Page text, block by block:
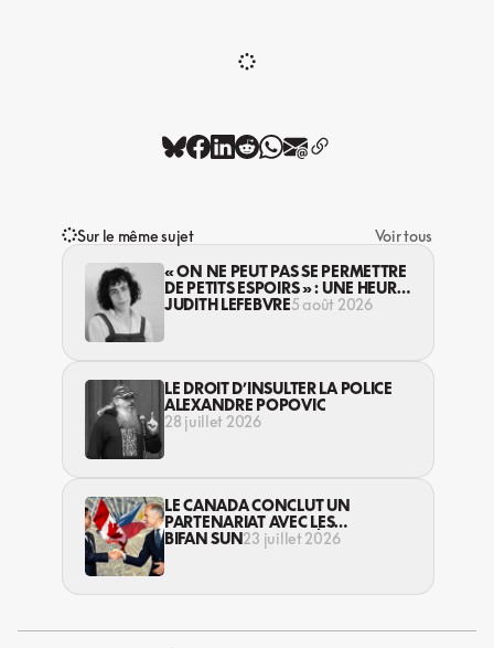
Sur le même sujet
Voir tous
« ON NE PEUT PAS SE PERMETTRE
DE PETITS ESPOIRS » : UNE HEURE
AVEC AVI LEWIS
JUDITH LEFEBVRE5 août 2026
LE DROIT D’INSULTER LA POLICE
ALEXANDRE POPOVIC
28 juillet 2026
LE CANADA CONCLUT UN
PARTENARIAT AVEC LES
PHILIPPINES, MALGRÉ DES
VIOLATIONS DE DROITS
BIFAN SUN23 juillet 2026